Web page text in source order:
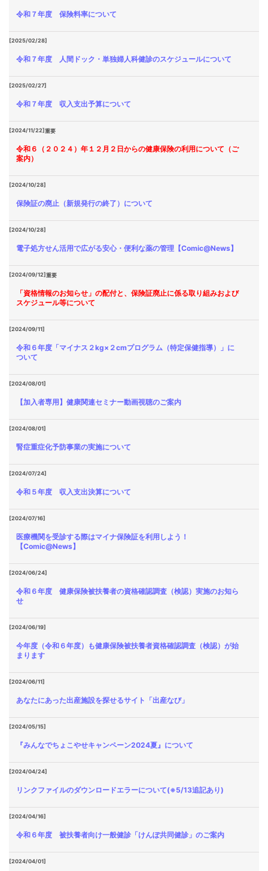
令和７年度 保険料率について
[2025/02/28]
令和７年度 人間ドック・単独婦人科健診のスケジュールについて
[2025/02/27]
令和７年度 収入支出予算について
[2024/11/22]重要
令和６（２０２４）年１２月２日からの健康保険の利用について（ご
案内）
[2024/10/28]
保険証の廃止（新規発行の終了）について
[2024/10/28]
電子処方せん活用で広がる安心・便利な薬の管理【Comic@News】
[2024/09/12]重要
「資格情報のお知らせ」の配付と、保険証廃止に係る取り組みおよび
スケジュール等について
[2024/09/11]
令和６年度「マイナス２kg×２cmプログラム（特定保健指導）」に
ついて
[2024/08/01]
【加入者専用】健康関連セミナー動画視聴のご案内
[2024/08/01]
腎症重症化予防事業の実施について
[2024/07/24]
令和５年度 収入支出決算について
[2024/07/16]
医療機関を受診する際はマイナ保険証を利用しよう！
【Comic@News】
[2024/06/24]
令和６年度 健康保険被扶養者の資格確認調査（検認）実施のお知ら
せ
[2024/06/19]
今年度（令和６年度）も健康保険被扶養者資格確認調査（検認）が始
まります
[2024/06/11]
あなたにあった出産施設を探せるサイト「出産なび」
[2024/05/15]
『みんなでちょこやせキャンペーン2024夏』について
[2024/04/24]
リンクファイルのダウンロードエラーについて(※5/13追記あり)
[2024/04/16]
令和６年度 被扶養者向け一般健診「けんぽ共同健診」のご案内
[2024/04/01]